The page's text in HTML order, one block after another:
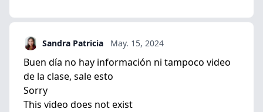
Sandra Patricia May. 15, 2024
Buen día no hay información ni tampoco video
de la clase, sale esto
Sorry
This video does not exist